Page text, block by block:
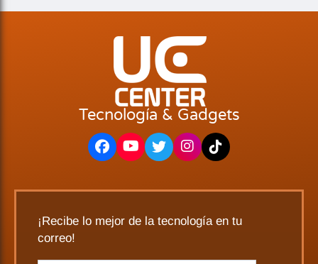
Tecnología & Gadgets
¡Recibe lo mejor de la tecnología en tu
correo!